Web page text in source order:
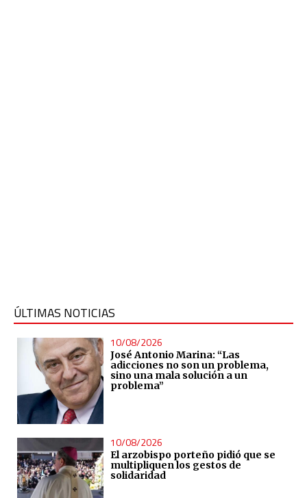
ÚLTIMAS NOTICIAS
10/08/2026
José Antonio Marina: “Las
adicciones no son un problema,
sino una mala solución a un
problema”
10/08/2026
El arzobispo porteño pidió que se
multipliquen los gestos de
solidaridad